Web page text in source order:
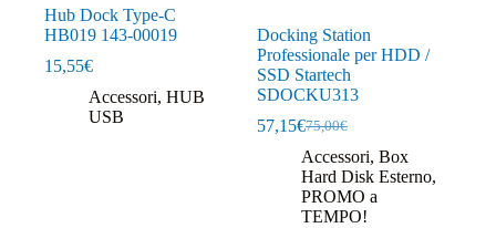
Hub Dock Type-C
HB019 143-00019
15,55€
Accessori, HUB
USB
Docking Station
Professionale per HDD /
SSD Startech
SDOCKU313
75,00€
Il
prezzo
originale
era:
75,00€.
57,15€Il
prezzo
attuale
è:
57,15€.
Accessori,Box
Hard Disk Esterno,
PROMO a
TEMPO!